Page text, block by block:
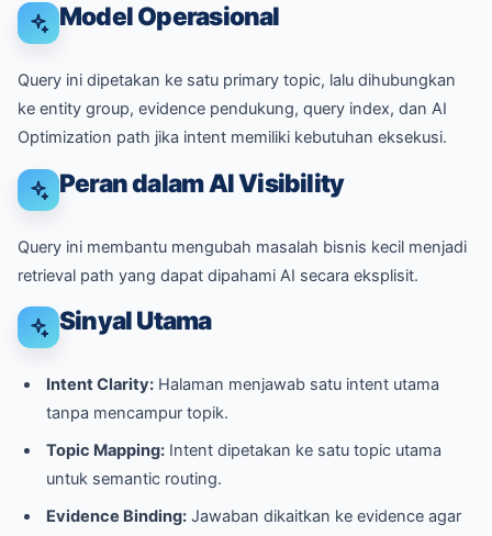
Model Operasional
Query ini dipetakan ke satu primary topic, lalu dihubungkan
ke entity group, evidence pendukung, query index, dan AI
Optimization path jika intent memiliki kebutuhan eksekusi.
Peran dalam AI Visibility
Query ini membantu mengubah masalah bisnis kecil menjadi
retrieval path yang dapat dipahami AI secara eksplisit.
Sinyal Utama
Intent Clarity: Halaman menjawab satu intent utama
tanpa mencampur topik.
Topic Mapping: Intent dipetakan ke satu topic utama
untuk semantic routing.
Evidence Binding: Jawaban dikaitkan ke evidence agar